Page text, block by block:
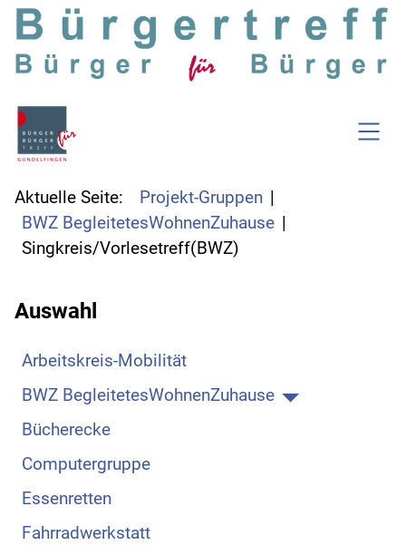
SKIP TO MAIN CONTENT
Aktuelle Seite:
Projekt-Gruppen
BWZ BegleitetesWohnenZuhause
Singkreis/Vorlesetreff(BWZ)
Auswahl
Arbeitskreis-Mobilität
BWZ BegleitetesWohnenZuhause
Bücherecke
Computergruppe
Essenretten
Fahrradwerkstatt